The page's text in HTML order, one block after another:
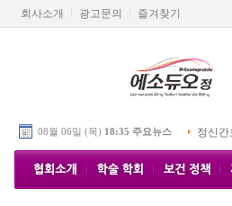
회사소개 광고문의 즐겨찾기
08월 06일 (목) 18:35 주요뉴스 정신